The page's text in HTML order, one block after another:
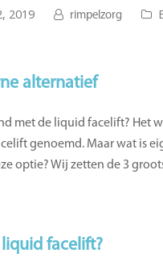
2019 rimpelzorg
alternatief
met de liquid facelift? Het
genoemd. Maar wat is
optie? Wij zetten de 3
facelift?